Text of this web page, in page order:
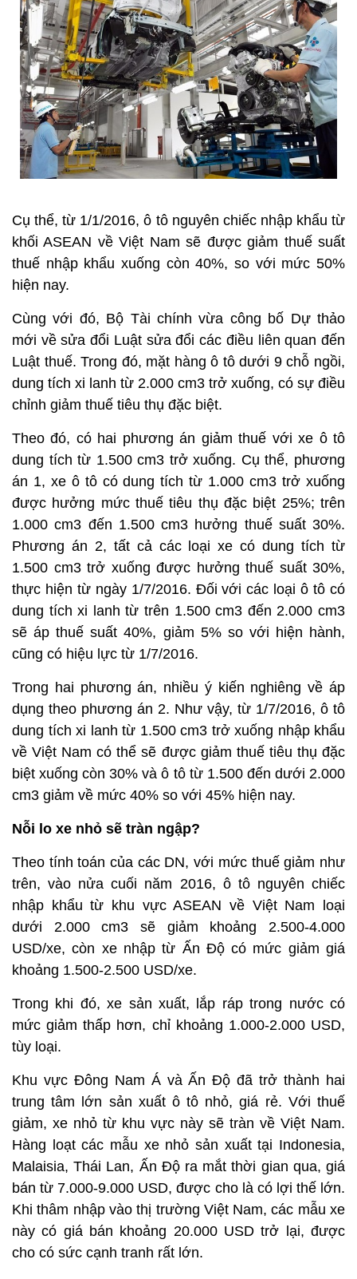
Cụ thể, từ 1/1/2016, ô tô nguyên chiếc nhập khẩu từ
khối ASEAN về Việt Nam sẽ được giảm thuế suất
thuế nhập khẩu xuống còn 40%, so với mức 50%
hiện nay.
Cùng với đó, Bộ Tài chính vừa công bố Dự thảo
mới về sửa đổi Luật sửa đổi các điều liên quan đến
Luật thuế. Trong đó, mặt hàng ô tô dưới 9 chỗ ngồi,
dung tích xi lanh từ 2.000 cm3 trở xuống, có sự điều
chỉnh giảm thuế tiêu thụ đặc biệt.
Theo đó, có hai phương án giảm thuế với xe ô tô
dung tích từ 1.500 cm3 trở xuống. Cụ thể, phương
án 1, xe ô tô có dung tích từ 1.000 cm3 trở xuống
được hưởng mức thuế tiêu thụ đặc biệt 25%; trên
1.000 cm3 đến 1.500 cm3 hưởng thuế suất 30%.
Phương án 2, tất cả các loại xe có dung tích từ
1.500 cm3 trở xuống được hưởng thuế suất 30%,
thực hiện từ ngày 1/7/2016. Đối với các loại ô tô có
dung tích xi lanh từ trên 1.500 cm3 đến 2.000 cm3
sẽ áp thuế suất 40%, giảm 5% so với hiện hành,
cũng có hiệu lực từ 1/7/2016.
Trong hai phương án, nhiều ý kiến nghiêng về áp
dụng theo phương án 2. Như vậy, từ 1/7/2016, ô tô
dung tích xi lanh từ 1.500 cm3 trở xuống nhập khẩu
về Việt Nam có thể sẽ được giảm thuế tiêu thụ đặc
biệt xuống còn 30% và ô tô từ 1.500 đến dưới 2.000
cm3 giảm về mức 40% so với 45% hiện nay.
Nỗi lo xe nhỏ sẽ tràn ngập?
Theo tính toán của các DN, với mức thuế giảm như
trên, vào nửa cuối năm 2016, ô tô nguyên chiếc
nhập khẩu từ khu vực ASEAN về Việt Nam loại
dưới 2.000 cm3 sẽ giảm khoảng 2.500-4.000
USD/xe, còn xe nhập từ Ấn Độ có mức giảm giá
khoảng 1.500-2.500 USD/xe.
Trong khi đó, xe sản xuất, lắp ráp trong nước có
mức giảm thấp hơn, chỉ khoảng 1.000-2.000 USD,
tùy loại.
Khu vực Đông Nam Á và Ấn Độ đã trở thành hai
trung tâm lớn sản xuất ô tô nhỏ, giá rẻ. Với thuế
giảm, xe nhỏ từ khu vực này sẽ tràn về Việt Nam.
Hàng loạt các mẫu xe nhỏ sản xuất tại Indonesia,
Malaisia, Thái Lan, Ấn Độ ra mắt thời gian qua, giá
bán từ 7.000-9.000 USD, được cho là có lợi thế lớn.
Khi thâm nhập vào thị trường Việt Nam, các mẫu xe
này có giá bán khoảng 20.000 USD trở lại, được
cho có sức cạnh tranh rất lớn.